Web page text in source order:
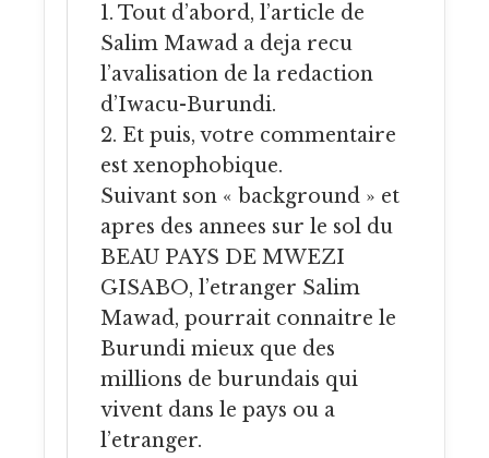
1. Tout d’abord, l’article de
Salim Mawad a deja recu
l’avalisation de la redaction
d’Iwacu-Burundi.
2. Et puis, votre commentaire
est xenophobique.
Suivant son « background » et
apres des annees sur le sol du
BEAU PAYS DE MWEZI
GISABO, l’etranger Salim
Mawad, pourrait connaitre le
Burundi mieux que des
millions de burundais qui
vivent dans le pays ou a
l’etranger.